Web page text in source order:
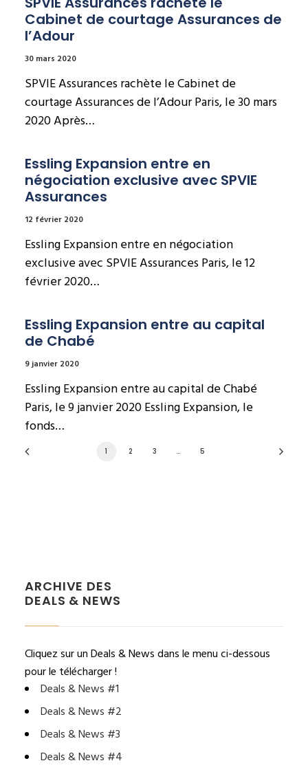
Cabinet de courtage Assurances de
l’Adour
30 mars 2020
SPVIE Assurances rachète le Cabinet de
courtage Assurances de l’Adour Paris, le 30 mars
2020 Après…
Essling Expansion entre en
négociation exclusive avec SPVIE
Assurances
12 février 2020
Essling Expansion entre en négociation
exclusive avec SPVIE Assurances Paris, le 12
février 2020…
Essling Expansion entre au capital
de Chabé
9 janvier 2020
Essling Expansion entre au capital de Chabé
Paris, le 9 janvier 2020 Essling Expansion, le
fonds…
1 2 3 … 5
ARCHIVE DES
DEALS & NEWS
Cliquez sur un Deals & News dans le menu ci-dessous
pour le télécharger !
Deals & News #1
Deals & News #2
Deals & News #3
Deals & News #4